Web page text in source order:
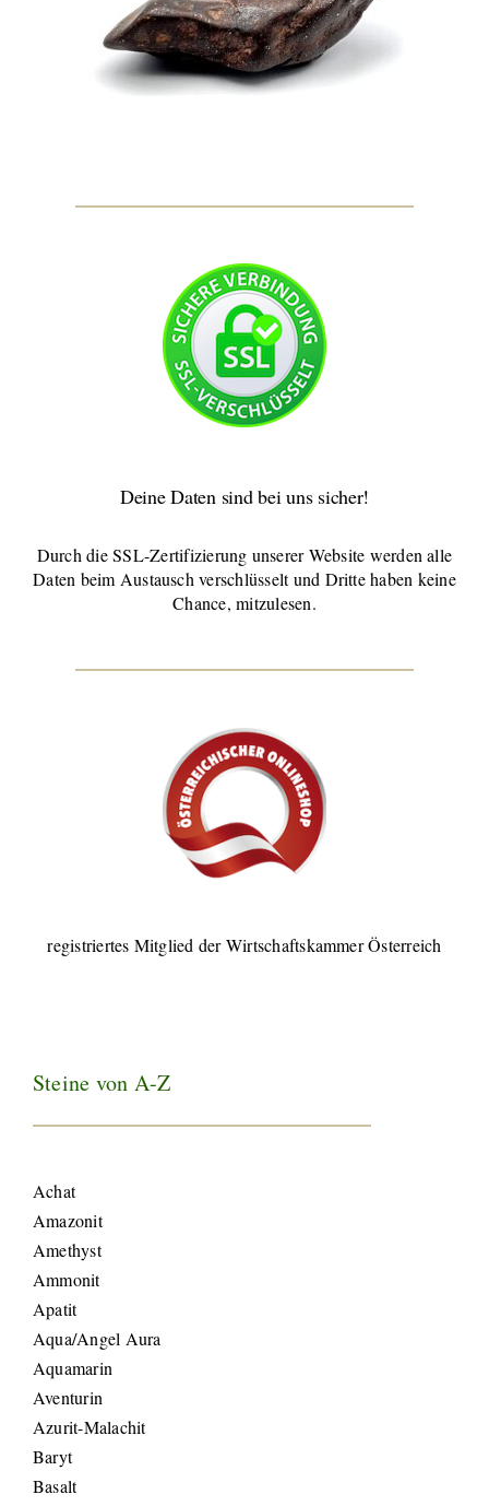
Deine Daten sind bei uns sicher!
Durch die SSL-Zertifizierung unserer Website werden alle
Daten beim Austausch verschlüsselt und Dritte haben keine
Chance, mitzulesen.
registriertes Mitglied der Wirtschaftskammer Österreich
Steine von A-Z
Achat
Amazonit
Amethyst
Ammonit
Apatit
Aqua/Angel Aura
Aquamarin
Aventurin
Azurit-Malachit
Baryt
Basalt